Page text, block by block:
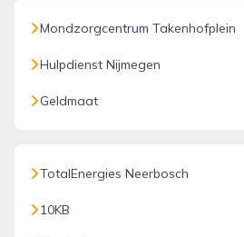
Mondzorgcentrum Takenhofplein
Hulpdienst Nijmegen
Geldmaat
TotalEnergies Neerbosch
10KB